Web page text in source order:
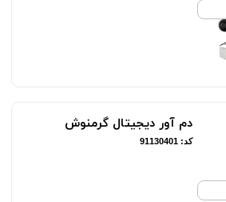
‫دم آور ديجيتال گرمنوش‬
کد: 91130401